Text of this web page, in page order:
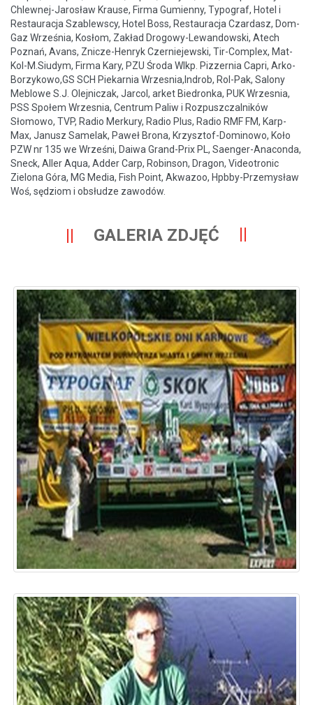
Chlewnej-Jarosław Krause, Firma Gumienny, Typograf, Hotel i
Restauracja Szablewscy, Hotel Boss, Restauracja Czardasz, Dom-
Gaz Września, Kosłom, Zakład Drogowy-Lewandowski, Atech
Poznań, Avans, Znicze-Henryk Czerniejewski, Tir-Complex, Mat-
Kol-M.Siudym, Firma Kary, PZU Środa Wlkp. Pizzernia Capri, Arko-
Borzykowo,GS SCH Piekarnia Wrzesnia,Indrob, Rol-Pak, Salony
Meblowe S.J. Olejniczak, Jarcol, arket Biedronka, PUK Wrzesnia,
PSS Społem Wrzesnia, Centrum Paliw i Rozpuszczalników
Słomowo, TVP, Radio Merkury, Radio Plus, Radio RMF FM, Karp-
Max, Janusz Samelak, Paweł Brona, Krzysztof-Dominowo, Koło
PZW nr 135 we Wrześni, Daiwa Grand-Prix PL, Saenger-Anaconda,
Sneck, Aller Aqua, Adder Carp, Robinson, Dragon, Videotronic
Zielona Góra, MG Media, Fish Point, Akwazoo, Hpbby-Przemysław
Woś, sędziom i obsłudze zawodów.
GALERIA ZDJĘĆ